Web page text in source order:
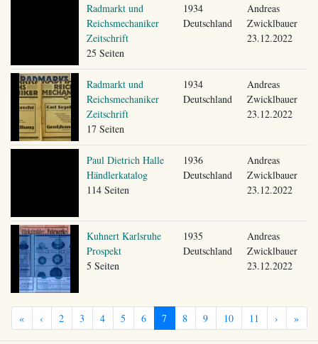
Radmarkt und
Reichsmechaniker
Zeitschrift
25 Seiten
1934
Deutschland
Andreas
Zwicklbauer
23.12.2022
Radmarkt und
Reichsmechaniker
Zeitschrift
17 Seiten
1934
Deutschland
Andreas
Zwicklbauer
23.12.2022
Paul Dietrich Halle
Händlerkatalog
114 Seiten
1936
Deutschland
Andreas
Zwicklbauer
23.12.2022
Kuhnert Karlsruhe
Prospekt
5 Seiten
1935
Deutschland
Andreas
Zwicklbauer
23.12.2022
« ‹ 2 3 4 5 6 7 8 9 10 11 › »